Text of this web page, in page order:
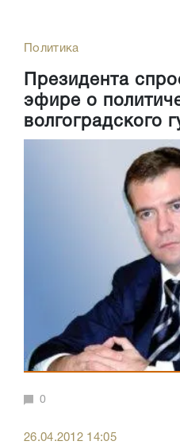
Политика
Президента
эфире о
волгоградского
0
26.04.2012 14:05